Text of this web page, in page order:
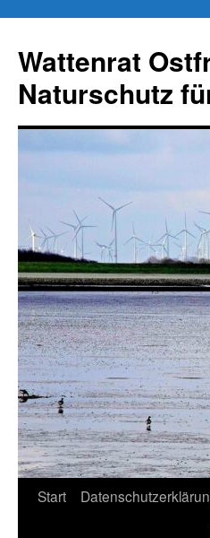
springen
Wattenrat
Naturschutz
Start